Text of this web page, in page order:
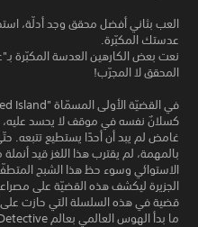
العب بثاني أفضل محقق وجد أدلّة،
عدستك المكبّرة.
نعت بعض الكارهين العدسة المكبّرة
المحقق لا المجرّب!
كسلانٌ نفسه في موقف لا يحسد
غامض لم يبد أن أحدًا يستطيع تتبعه.
بالمهمة، لم يقترب هذا اللغز قيد
الاستوائي وسوء حظ هذا الشبح
قضية في هذه السلسلة التي حازت على
ما بدأ الهوس العالمي بعالم Frog Detective.